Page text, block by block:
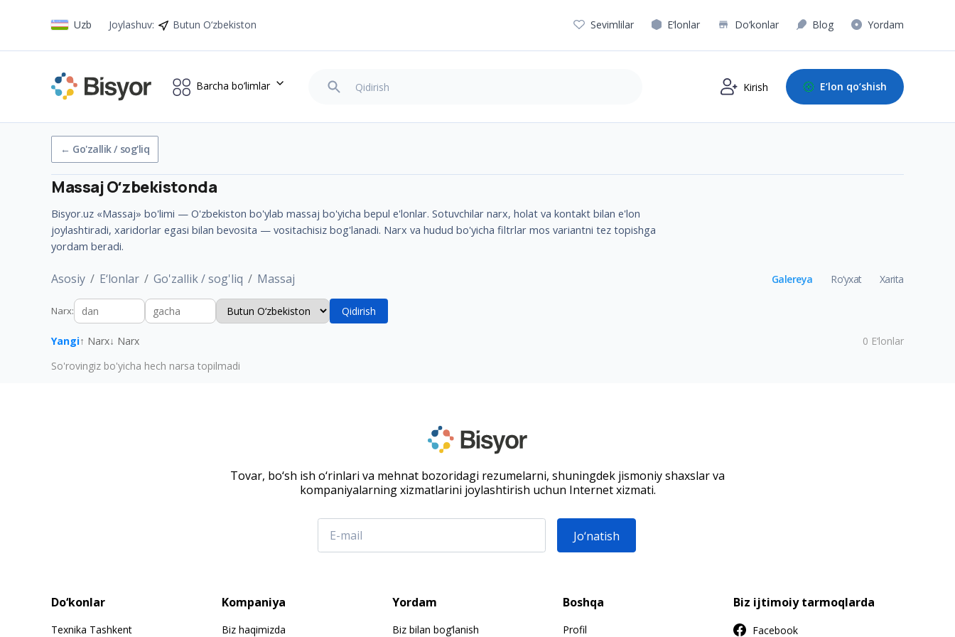
Uzb Joylashuv: Butun O‘zbekiston Sevimlilar E‘lonlar Do‘konlar Blog Yordam
Barcha bo’limlar Kirish E‘lon qo‘shish
← Go'zallik / sog'liq
MassajOʻzbekistonda
Bisyor.uz «Massaj» bo'limi — O'zbekiston bo'ylab massaj bo'yicha bepul e'lonlar. Sotuvchilar narx, holat va kontakt bilan e'lon
joylashtiradi, xaridorlar egasi bilan bevosita — vositachisiz bog'lanadi. Narx va hudud bo'yicha filtrlar mos variantni tez topishga
yordam beradi.
Asosiy E‘lonlar Go'zallik / sog'liq Massaj Galereya Ro‘yxat Xarita
Narx: Qidirish
Yangi↑ Narx↓ Narx 0 E‘lonlar
So'rovingiz bo'yicha hech narsa topilmadi
Tovar, bo‘sh ish o‘rinlari va mehnat bozoridagi rezumelarni, shuningdek jismoniy shaxslar va
kompaniyalarning xizmatlarini joylashtirish uchun Internet xizmati.
Jo‘natish
Do‘konlar
Texnika Tashkent
Kompaniya
Biz haqimizda
Yordam
Biz bilan bog‘lanish
Boshqa
Profil
Biz ijtimoiy tarmoqlarda
Facebook